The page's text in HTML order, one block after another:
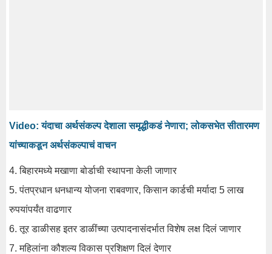
Video: यंदाचा अर्थसंकल्प देशाला समृद्धीकडं नेणारा; लोकसभेत सीतारमण
यांच्याकडून अर्थसंकल्पाचं वाचन
4. बिहारमध्ये मखाणा बोर्डाची स्थापना केली जाणार
5. पंतप्रधान धनधान्य योजना राबवणार, किसान कार्डची मर्यादा 5 लाख
रुपयांपर्यंत वाढणार
6. तूर डाळीसह इतर डाळींच्या उत्पादनासंदर्भात विशेष लक्ष दिलं जाणार
7. महिलांना कौशल्य विकास प्रशिक्षण दिलं देणार